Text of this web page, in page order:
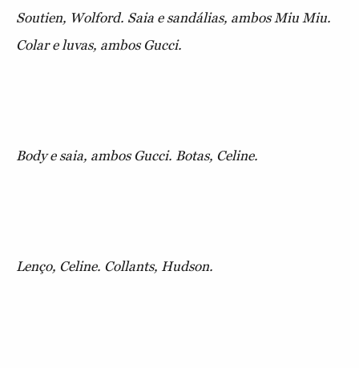
Soutien, Wolford. Saia e sandálias, ambos Miu Miu.
Colar e luvas, ambos Gucci.
Body e saia, ambos Gucci. Botas, Celine.
Lenço, Celine. Collants, Hudson.